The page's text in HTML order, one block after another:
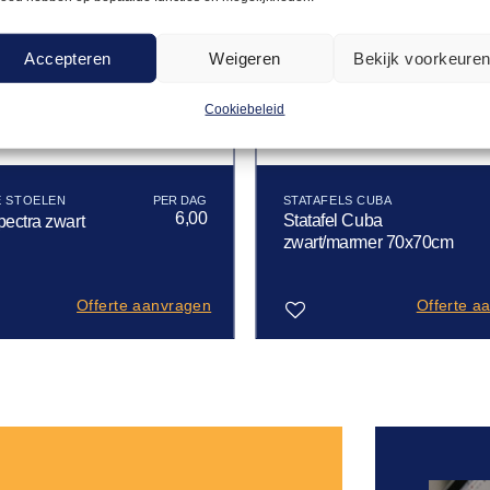
Accepteren Weigeren Bekijk voorkeuren
Cookiebeleid
STOELEN
zwart 6,00
Offerte aanvragen
STATAFELS CUBA
Statafel Cuba
zwart/marmer 70x70cm
Offerte